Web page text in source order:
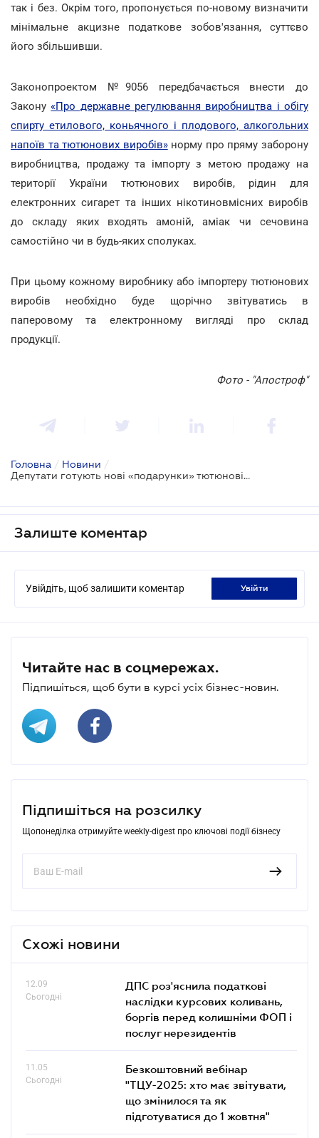
так і без. Окрім того, пропонується по-новому визначити
мінімальне акцизне податкове зобов'язання, суттєво
його збільшивши.
Законопроектом №9056 передбачається внести до
Закону «Про державне регулювання виробництва і обігу
спирту етилового, коньячного і плодового, алкогольних
напоїв та тютюнових виробів»норму про пряму заборону
виробництва, продажу та імпорту з метою продажу на
території України тютюнових виробів, рідин для
електронних сигарет та інших нікотиновмісних виробів
до складу яких входять амоній, аміак чи сечовина
самостійно чи в будь-яких сполуках.
При цьому кожному виробнику або імпортеру тютюнових
виробів необхідно буде щорічно звітуватись в
паперовому та електронному вигляді про склад
продукції.
Фото - "Апостроф"
Головна / Новини /
Депутати готують нові «подарунки» тютюновій галузі
Залиште коментар
Увійдіть, щоб залишити коментар увійти
Читайте нас в соцмережах.
Підпишіться, щоб бути в курсі усіх бізнес-новин.
Підпишіться на розсилку
Щопонеділка отримуйте weekly-digest про ключові події бізнесу
Схожі новини
12.09
Сьогодні
ДПС роз'яснила податкові
наслідки курсових коливань,
боргів перед колишніми ФОП і
послуг нерезидентів
11.05
Сьогодні
Безкоштовний вебінар
"ТЦУ-2025: хто має звітувати,
що змінилося та як
підготуватися до 1 жовтня"